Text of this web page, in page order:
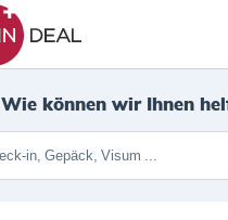
Wie können wir Ihnen